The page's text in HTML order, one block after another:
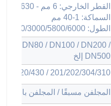
القطر الخارجي: 6 مم - 630 مم
السماكة: 1-40 مم
الطول: 2000/2440/3000/5800/6000 مم إلخ
/ DN80 / DN100 / DN200 /
DN500 إلخ
201/202/304/310 / 310S / 316 / 316L / 409 / 409L / 410 / 410S / 420/430 إلخ
المجلفن مسبقًا / المجلفن بالغمس